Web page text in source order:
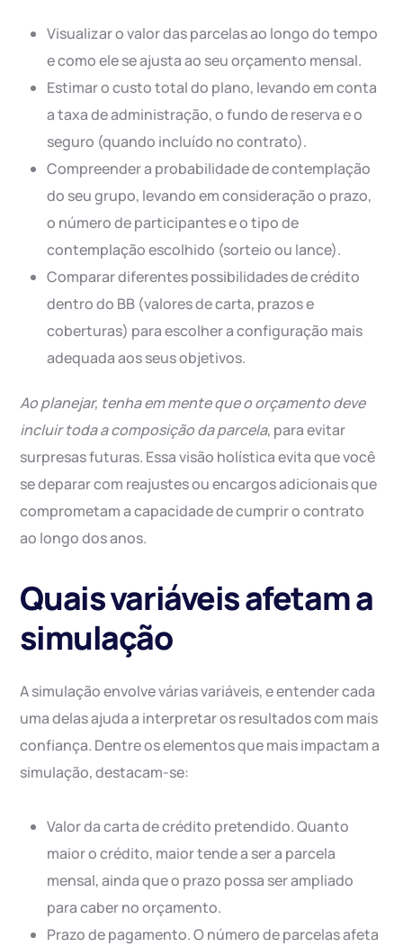
Visualizar o valor das parcelas ao longo do tempo
e como ele se ajusta ao seu orçamento mensal.
Estimar o custo total do plano, levando em conta
a taxa de administração, o fundo de reserva e o
seguro (quando incluído no contrato).
Compreender a probabilidade de contemplação
do seu grupo, levando em consideração o prazo,
o número de participantes e o tipo de
contemplação escolhido (sorteio ou lance).
Comparar diferentes possibilidades de crédito
dentro do BB (valores de carta, prazos e
coberturas) para escolher a configuração mais
adequada aos seus objetivos.
Ao planejar, tenha em mente que o orçamento deve
incluir toda a composição da parcela, para evitar
surpresas futuras. Essa visão holística evita que você
se deparar com reajustes ou encargos adicionais que
comprometam a capacidade de cumprir o contrato
ao longo dos anos.
Quais variáveis afetam a
simulação
A simulação envolve várias variáveis, e entender cada
uma delas ajuda a interpretar os resultados com mais
confiança. Dentre os elementos que mais impactam a
simulação, destacam-se:
Valor da carta de crédito pretendido. Quanto
maior o crédito, maior tende a ser a parcela
mensal, ainda que o prazo possa ser ampliado
para caber no orçamento.
Prazo de pagamento. O número de parcelas afeta